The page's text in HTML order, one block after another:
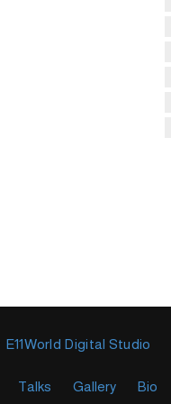
E11World Digital Studio
Talks Gallery Bio